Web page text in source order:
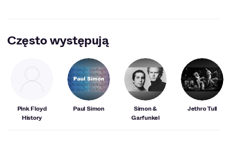
Często występują
Pink Floyd
History
Paul Simon
Simon &
Garfunkel
Jethro Tull